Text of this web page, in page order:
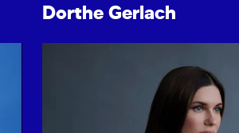
Dorthe Gerlach